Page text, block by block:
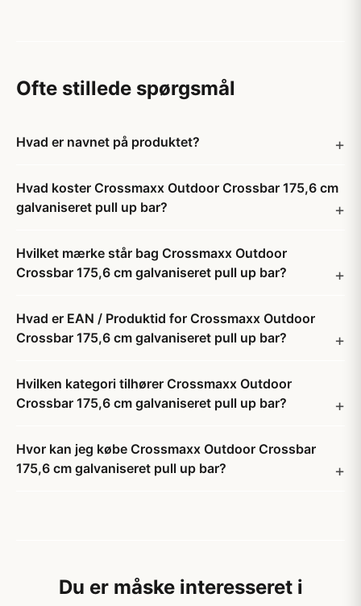
Ofte stillede spørgsmål
Hvad er navnet på produktet?
Hvad koster Crossmaxx Outdoor Crossbar 175,6 cm
galvaniseret pull up bar?
Hvilket mærke står bag Crossmaxx Outdoor
Crossbar 175,6 cm galvaniseret pull up bar?
Hvad er EAN / Produktid for Crossmaxx Outdoor
Crossbar 175,6 cm galvaniseret pull up bar?
Hvilken kategori tilhører Crossmaxx Outdoor
Crossbar 175,6 cm galvaniseret pull up bar?
Hvor kan jeg købe Crossmaxx Outdoor Crossbar
175,6 cm galvaniseret pull up bar?
Du er måske interesseret i